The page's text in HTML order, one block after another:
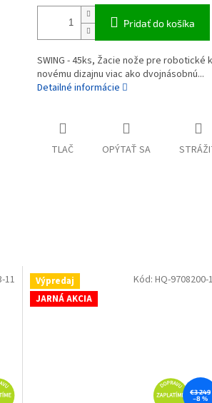
Pridať do košíka
SWING - 45ks, Žacie nože pre
novému dizajnu viac ako dvojnásobnú...
Detailné informácie
TLAČ OPÝTAŤ SA
11
Výpredaj
JARNÁ AKCIA
€3 249
–8 %
Kód: HQ-9708200-